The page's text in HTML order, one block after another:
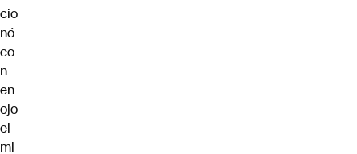
cio
nó
co
n
en
ojo
el
mi